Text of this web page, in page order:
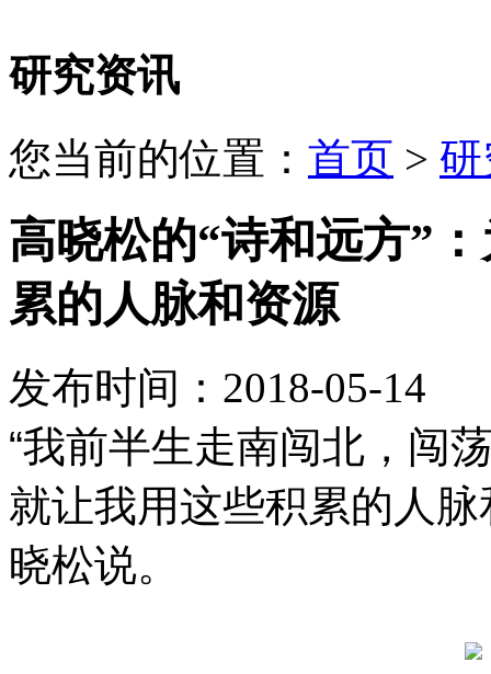
研究资讯
您当前的位置： 首页 >
高晓松的“诗和远方”
累的人脉和资源
发布时间：2018-05-14
“我前半生走南闯北，闯
就让我用这些积累的人
晓松说。